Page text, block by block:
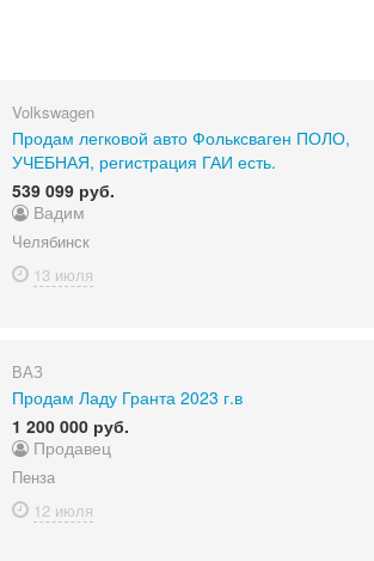
Volkswagen
Продам легковой авто Фольксваген ПОЛО,
УЧЕБНАЯ, регистрация ГАИ есть.
539 099 руб.
Вадим
Челябинск
13 июля
ВАЗ
Продам Ладу Гранта 2023 г.в
1 200 000 руб.
Продавец
Пенза
12 июля